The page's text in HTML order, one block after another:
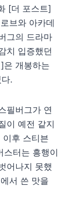
[더 포스트]
브와 아카데
그의 드라마
치 입증했던
은 개봉하는
.
필버그가 연
이 예전 같지
후 스티븐
스터는 흥행이
어나지 못했
서 쓴 맛을